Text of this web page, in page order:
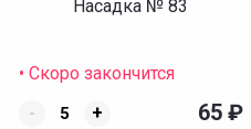
Насадка № 83
• Скоро закончится
-
+ 65 ₽